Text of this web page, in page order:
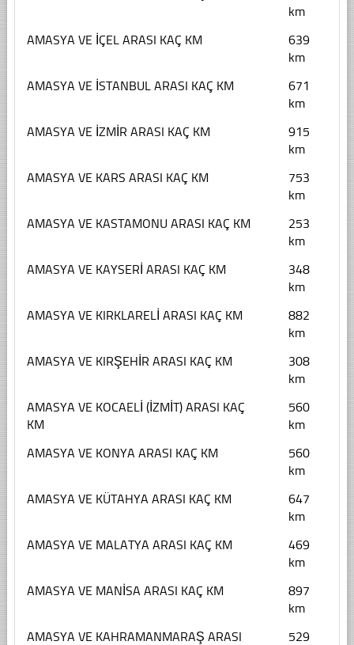
km
AMASYA VE İÇEL ARASI KAÇ KM
639
km
AMASYA VE İSTANBUL ARASI KAÇ KM
671
km
AMASYA VE İZMİR ARASI KAÇ KM
915
km
AMASYA VE KARS ARASI KAÇ KM
753
km
AMASYA VE KASTAMONU ARASI KAÇ KM
253
km
AMASYA VE KAYSERİ ARASI KAÇ KM
348
km
AMASYA VE KIRKLARELİ ARASI KAÇ KM
882
km
AMASYA VE KIRŞEHİR ARASI KAÇ KM
308
km
AMASYA VE KOCAELİ (İZMİT) ARASI KAÇ
KM
560
km
AMASYA VE KONYA ARASI KAÇ KM
560
km
AMASYA VE KÜTAHYA ARASI KAÇ KM
647
km
AMASYA VE MALATYA ARASI KAÇ KM
469
km
AMASYA VE MANİSA ARASI KAÇ KM
897
km
AMASYA VE KAHRAMANMARAŞ ARASI
529